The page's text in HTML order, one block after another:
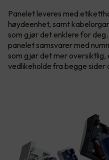
Panelet leveres med
høydeenhet, samt
som gjør det enklere for
panelet samsvarer med
som gjør det mer oversiktlig,
vedlikeholde fra begge sider